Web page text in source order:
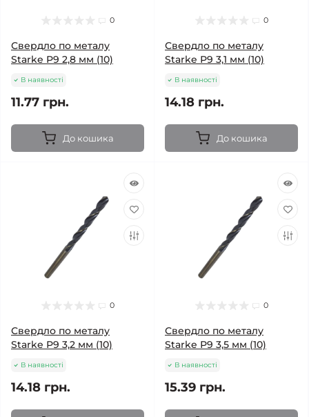
0
Свердло по металу
Starke Р9 2,8 мм (10)
В наявності
11.77 грн.
До кошика
0
Свердло по металу
Starke Р9 3,1 мм (10)
В наявності
14.18 грн.
До кошика
0
Свердло по металу
Starke Р9 3,2 мм (10)
В наявності
14.18 грн.
0
Свердло по металу
Starke Р9 3,5 мм (10)
В наявності
15.39 грн.